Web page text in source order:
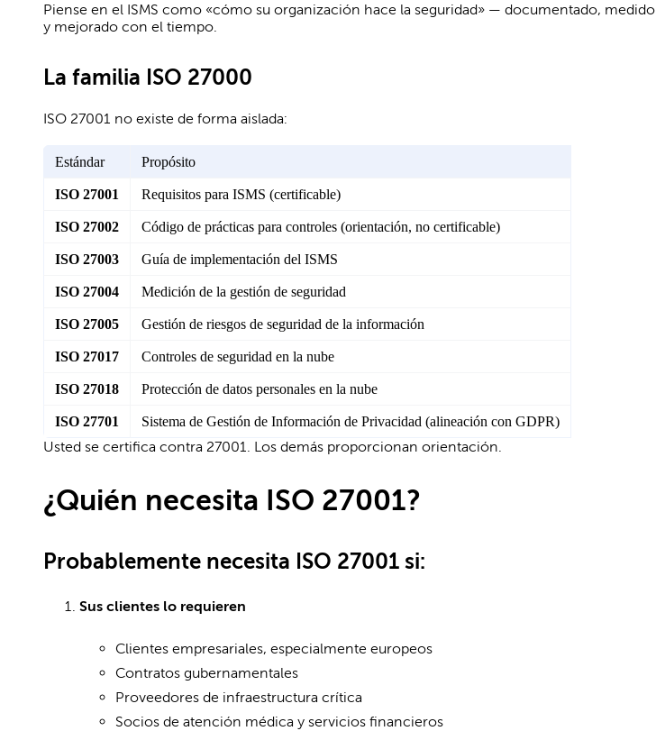
Piense en el ISMS como «cómo su organización hace la seguridad» — documentado, medido
y mejorado con el tiempo.
La familia ISO 27000
ISO 27001 no existe de forma aislada:
Estándar Propósito
ISO 27001 Requisitos para ISMS (certificable)
ISO 27002 Código de prácticas para controles (orientación, no certificable)
ISO 27003 Guía de implementación del ISMS
ISO 27004 Medición de la gestión de seguridad
ISO 27005 Gestión de riesgos de seguridad de la información
ISO 27017 Controles de seguridad en la nube
ISO 27018 Protección de datos personales en la nube
ISO 27701 Sistema de Gestión de Información de Privacidad (alineación con GDPR)
Usted se certifica contra 27001. Los demás proporcionan orientación.
¿Quién necesita ISO 27001?
Probablemente necesita ISO 27001 si:
Sus clientes lo requieren
Clientes empresariales, especialmente europeos
Contratos gubernamentales
Proveedores de infraestructura crítica
Socios de atención médica y servicios financieros